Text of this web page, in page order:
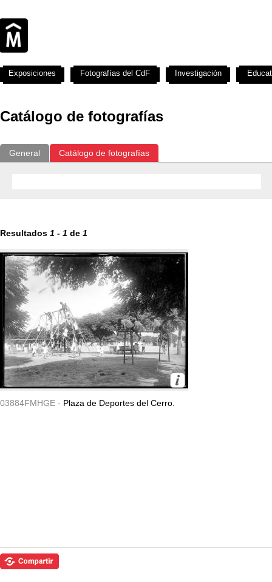
Catálogo de fotografías
General Catálogo de fotografías
Resultados 1 - 1 de 1
03884FMHGE - Plaza de Deportes del Cerro.
Exposiciones Fotografías del CdF Investigación